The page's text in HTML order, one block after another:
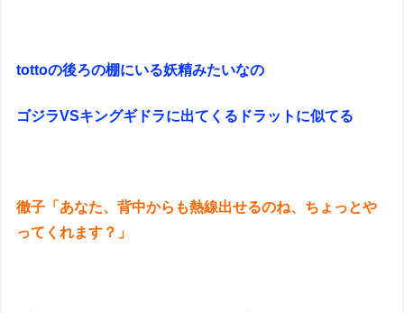
tottoの後ろの棚にいる妖精みたいなの
ゴジラVSキングギドラに出てくるドラットに似てる
徹子「あなた、背中からも熱線出せるのね、ちょっとや
ってくれます？」